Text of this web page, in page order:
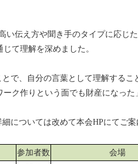
伝え方や聞き手のタイプに応じ
て理解を深めました。
で、自分の言葉として理解するこ
ク作りという面でも財産になった
については改めて本会HPにてご案
参加者数
会場